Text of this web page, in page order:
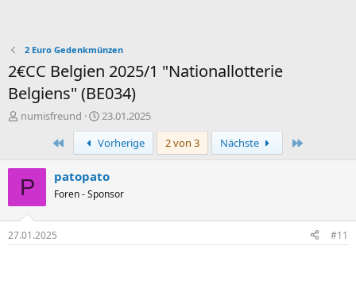
2 Euro Gedenkmünzen
2€CC Belgien 2025/1 "Nationallotterie
Belgiens" (BE034)
E
e
e
r
numisfreund
E
r
s
t
e
l
m
23.01.2025
Erste
Vorherige 2 von 3 Nächste
P patopato
Foren - Sponsor
27.01.2025 #11